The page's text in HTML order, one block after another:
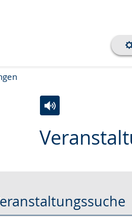
Leichten
Audio-
Video
wird
angezeigt.